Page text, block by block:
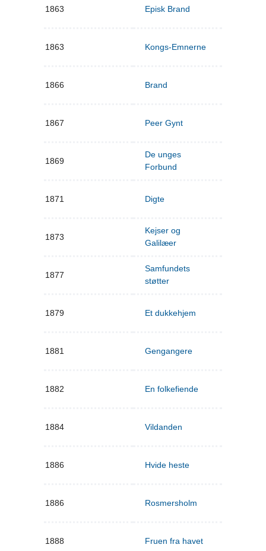
1863 Episk Brand
1863 Kongs-Emnerne
1866 Brand
1867 Peer Gynt
1869
De unges
Forbund
1871 Digte
1873
Kejser og
Galilæer
1877
Samfundets
støtter
1879 Et dukkehjem
1881 Gengangere
1882 En folkefiende
1884 Vildanden
1886 Hvide heste
1886 Rosmersholm
1888 Fruen fra havet